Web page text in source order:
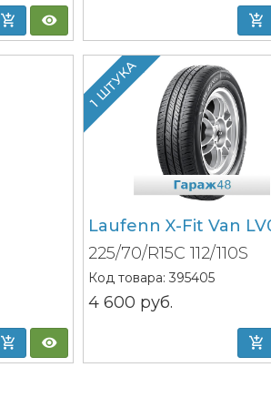
1 ШТУКА
Laufenn X-Fit Van
225/70/R15C 112/110S
Код товара: 395405
4 600 руб.